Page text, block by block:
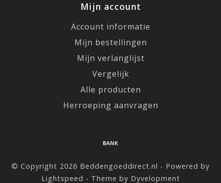
Mijn account
Account informatie
Mijn bestellingen
Mijn verlanglijst
Vergelijk
Alle producten
Herroeping aanvragen
© Copyright 2026 Beddengoeddirect.nl - Powered by
Lightspeed - Theme by Dyvelopment